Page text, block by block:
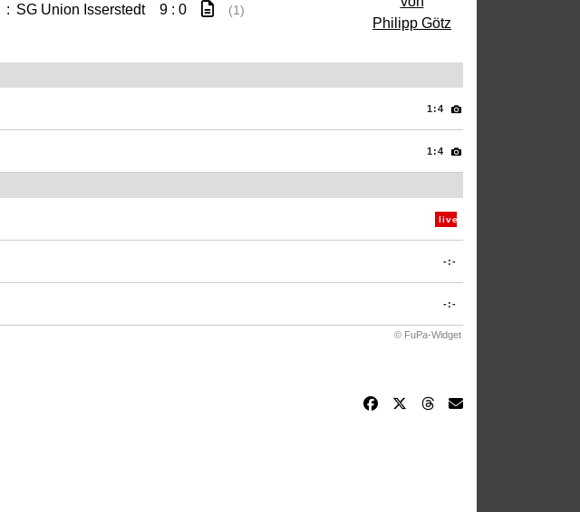
Philipp Götz
: SG Union Isserstedt 9 : 0 (1)
1:4
1:4
live
-:-
-:-
© FuPa-Widget